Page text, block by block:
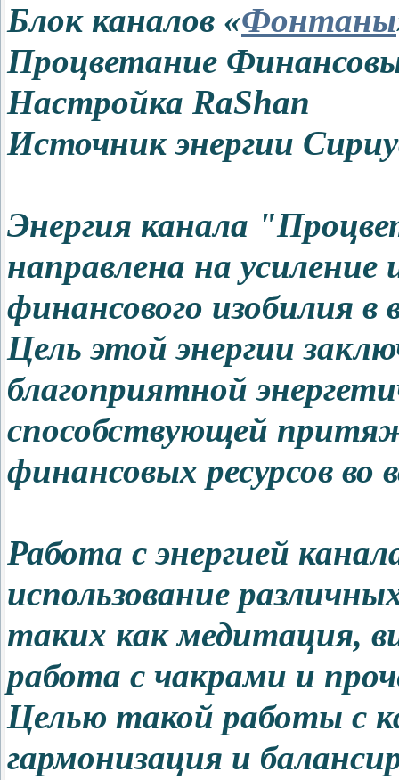
Блок каналов «Фонтаны
Процветание
Настройка RaShan
Источник энергии
Энергия канала
направлена на
финансового изобилия
Цель этой энергии
благоприятной
способствующей
финансовых ресурсов
Работа с энергией
использование
таких как медитация,
работа с чакрами и
Целью такой работы с
гармонизация и